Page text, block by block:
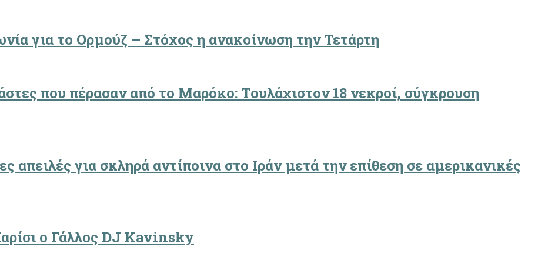
για το Ορμούζ – Στόχος η ανακοίνωση την Τετάρτη
που πέρασαν από το Μαρόκο: Τουλάχιστον 18 νεκροί, σύγκρουση
για σκληρά αντίποινα στο Ιράν μετά την επίθεση σε αμερικανικές
ο Γάλλος DJ Kavinsky